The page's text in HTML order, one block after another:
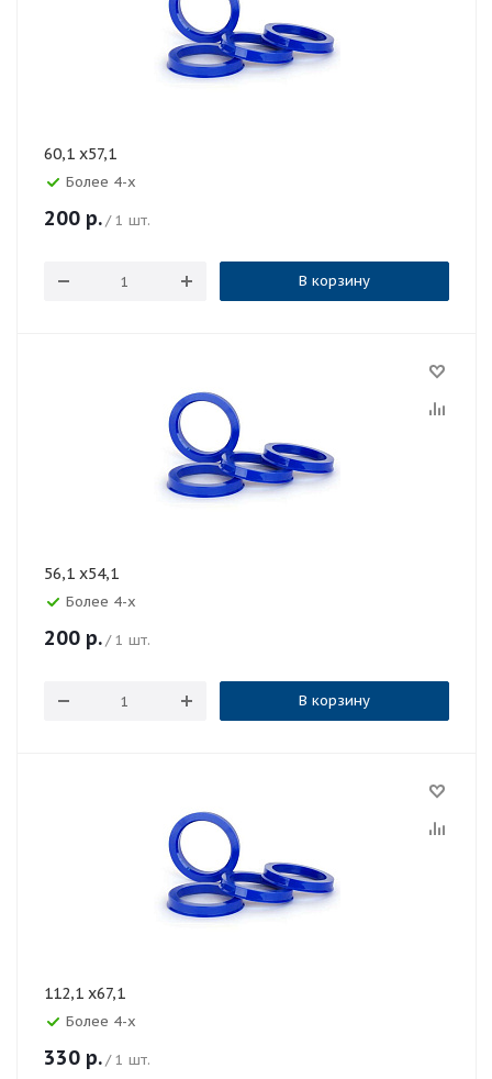
60,1 x57,1
Более 4-х
200 р./ 1 шт.
В корзину
56,1 x54,1
Более 4-х
200 р./ 1 шт.
В корзину
112,1 x67,1
Более 4-х
330 р./ 1 шт.